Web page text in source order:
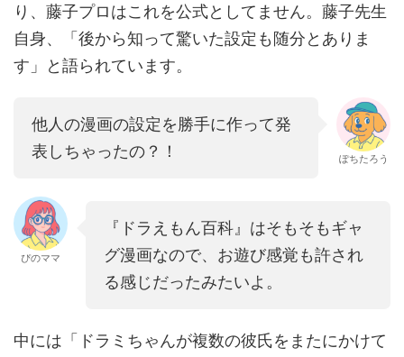
り、藤子プロはこれを公式としてません。藤子先生
自身、「後から知って驚いた設定も随分とありま
す」と語られています。
他人の漫画の設定を勝手に作って発
表しちゃったの？！
ぽちたろう
ぴのママ
『ドラえもん百科』はそもそもギャ
グ漫画なので、お遊び感覚も許され
る感じだったみたいよ。
中には「ドラミちゃんが複数の彼氏をまたにかけて